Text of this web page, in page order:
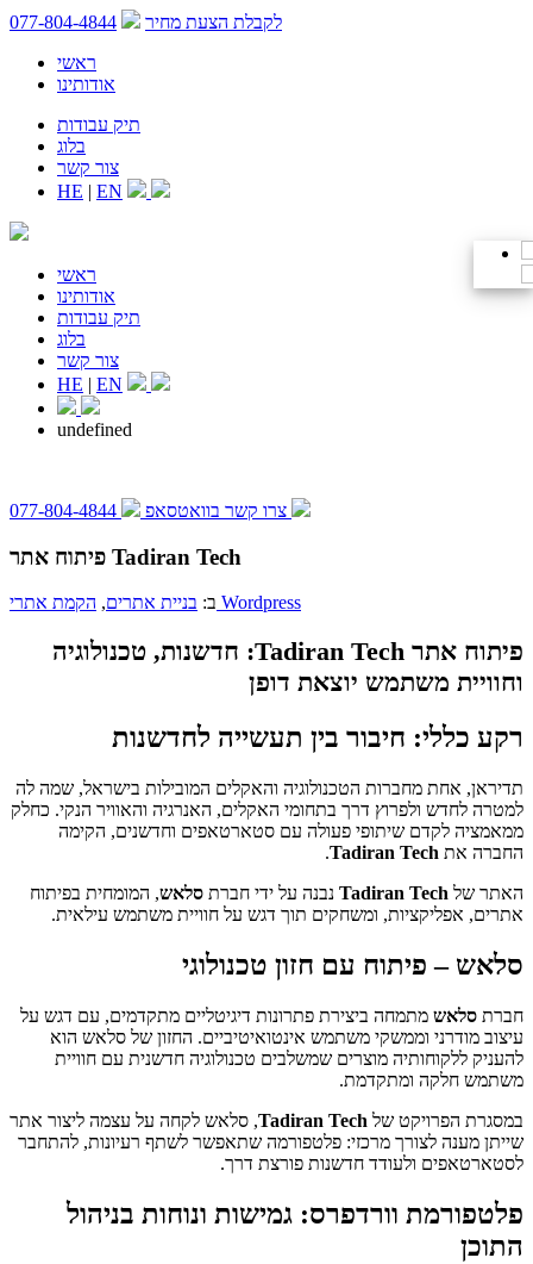
לקבלת הצעת מחיר
077-804-4844
ראשי
אודותינו
תיק עבודות
בלוג
צור קשר
HE | EN
ראשי
אודותינו
תיק עבודות
בלוג
צור קשר
HE | EN
undefined
צרו קשר בוואטסאפ 077-804-4844
פיתוח אתר Tadiran Tech
ב: בניית אתרים, הקמת אתרי Wordpress
פיתוח אתר Tadiran Tech: חדשנות, טכנולוגיה
וחוויית משתמש יוצאת דופן
רקע כללי: חיבור בין תעשייה לחדשנות
תדיראן, אחת מחברות הטכנולוגיה והאקלים המובילות בישראל, שמה לה
למטרה לחדש ולפרוץ דרך בתחומי האקלים, האנרגיה והאוויר הנקי. כחלק
ממאמציה לקדם שיתופי פעולה עם סטארטאפים וחדשנים, הקימה
החברה את Tadiran Tech
.
האתר של Tadiran Tech נבנה על ידי חברת סלאש, המומחית בפיתוח
אתרים, אפליקציות, ומשחקים תוך דגש על חוויית משתמש עילאית.
סלאש – פיתוח עם חזון טכנולוגי
חברת סלאש מתמחה ביצירת פתרונות דיגיטליים מתקדמים, עם דגש על
עיצוב מודרני וממשקי משתמש אינטואיטיביים. החזון של סלאש הוא
להעניק ללקוחותיה מוצרים שמשלבים טכנולוגיה חדשנית עם חוויית
משתמש חלקה ומתקדמת.
במסגרת הפרויקט של Tadiran Tech, סלאש לקחה על עצמה ליצור אתר
שייתן מענה לצורך מרכזי: פלטפורמה שתאפשר לשתף רעיונות, להתחבר
לסטארטאפים ולעודד חדשנות פורצת דרך.
פלטפורמת וורדפרס: גמישות ונוחות בניהול
התוכן